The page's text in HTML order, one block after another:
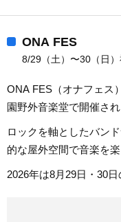
ONA FES
8/29（土）〜30（日
ONA FES（オナフェス
園野外音楽堂で開催さ
ロックを軸としたバン
的な屋外空間で音楽を
2026年は8月29日・30